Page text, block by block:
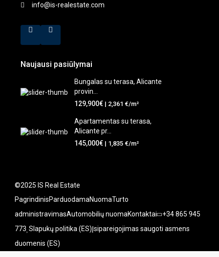
info@is-realestate.com
Naujausi pasiūlymai
Bungalas su terasa, Alicante
provin...
129,900€ | 2,361 €/m²
Apartamentas su terasa,
Alicante pr...
145,000€ | 1,835 €/m²
©2025 IS Real Estate
PagrindinisParduodamaNuomaTurto
administravimasAutomobilių nuomaKontaktai +34 865 945
773 Slapukų politika (ES)Įsipareigojimas saugoti asmens
duomenis (ES)